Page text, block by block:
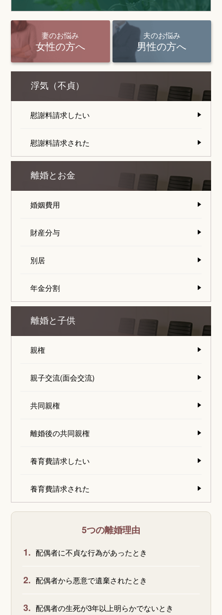
妻のお悩み
女性の方へ
夫のお悩み
男性の方へ
浮気（不貞）
慰謝料請求したい
慰謝料請求された
離婚とお金
婚姻費用
財産分与
別居
年金分割
離婚と子供
親権
親子交流(面会交流)
共同親権
離婚後の共同親権
養育費請求したい
養育費請求された
5つの離婚理由
1. 配偶者に不貞な行為があったとき
2. 配偶者から悪意で遺棄されたとき
3. 配偶者の生死が3年以上明らかでないとき